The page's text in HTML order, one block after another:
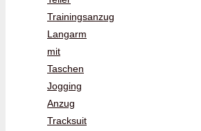
Trainingsanzug
Langarm
mit
Taschen
Jogging
Anzug
Tracksuit